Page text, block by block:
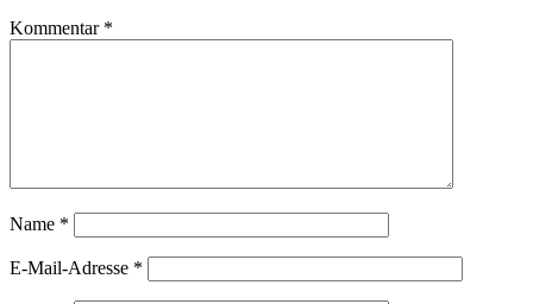
Kommentar *
Name *
E-Mail-Adresse *